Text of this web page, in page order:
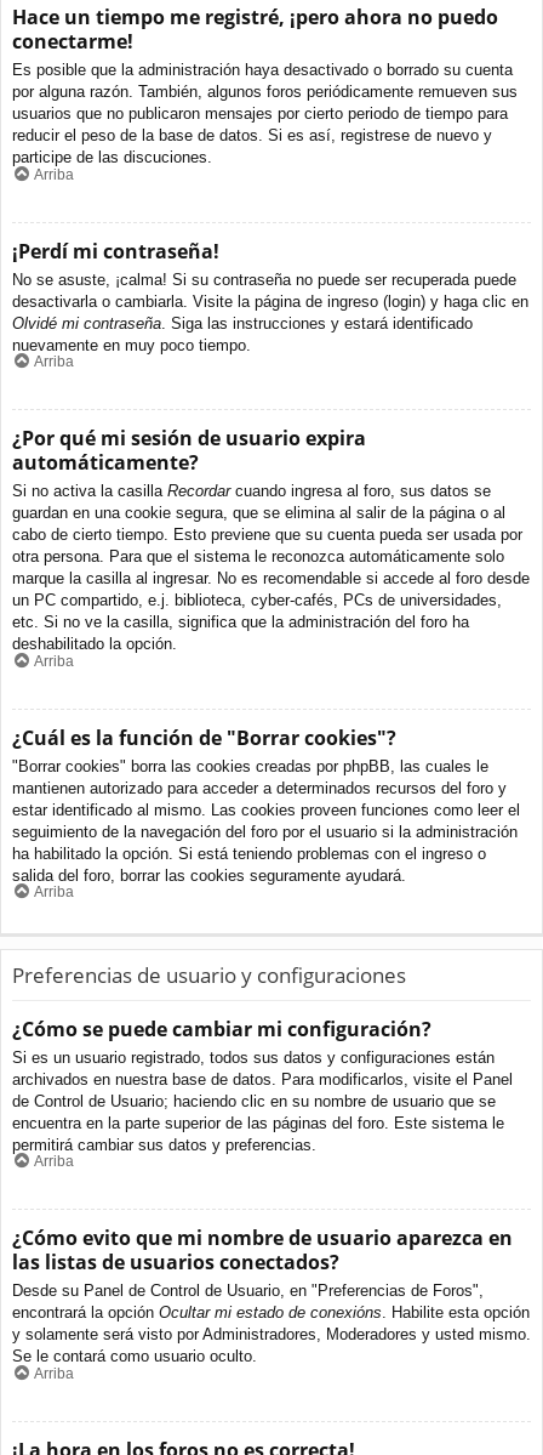
Hace un tiempo me registré, ¡pero ahora no puedo
conectarme!
Es posible que la administración haya desactivado o borrado su cuenta
por alguna razón. También, algunos foros periódicamente remueven sus
usuarios que no publicaron mensajes por cierto periodo de tiempo para
reducir el peso de la base de datos. Si es así, registrese de nuevo y
participe de las discuciones.
Arriba
¡Perdí mi contraseña!
No se asuste, ¡calma! Si su contraseña no puede ser recuperada puede
desactivarla o cambiarla. Visite la página de ingreso (login) y haga clic en
Olvidé mi contraseña . Siga las instrucciones y estará identificado
nuevamente en muy poco tiempo.
Arriba
¿Por qué mi sesión de usuario expira
automáticamente?
Si no activa la casilla Recordarcuando ingresa al foro, sus datos se
guardan en una cookie segura, que se elimina al salir de la página o al
cabo de cierto tiempo. Esto previene que su cuenta pueda ser usada por
otra persona. Para que el sistema le reconozca automáticamente solo
marque la casilla al ingresar. No es recomendable si accede al foro desde
un PC compartido, e.j. biblioteca, cyber-cafés, PCs de universidades,
etc. Si no ve la casilla, significa que la administración del foro ha
deshabilitado la opción.
Arriba
¿Cuál es la función de "Borrar cookies"?
"Borrar cookies" borra las cookies creadas por phpBB, las cuales le
mantienen autorizado para acceder a determinados recursos del foro y
estar identificado al mismo. Las cookies proveen funciones como leer el
seguimiento de la navegación del foro por el usuario si la administración
ha habilitado la opción. Si está teniendo problemas con el ingreso o
salida del foro, borrar las cookies seguramente ayudará.
Arriba
Preferencias de usuario y configuraciones
¿Cómo se puede cambiar mi configuración?
Si es un usuario registrado, todos sus datos y configuraciones están
archivados en nuestra base de datos. Para modificarlos, visite el Panel
de Control de Usuario; haciendo clic en su nombre de usuario que se
encuentra en la parte superior de las páginas del foro. Este sistema le
permitirá cambiar sus datos y preferencias.
Arriba
¿Cómo evito que mi nombre de usuario aparezca en
las listas de usuarios conectados?
Desde su Panel de Control de Usuario, en "Preferencias de Foros",
encontrará la opción Ocultar mi estado de conexións. Habilite esta opción
y solamente será visto por Administradores, Moderadores y usted mismo.
Se le contará como usuario oculto.
Arriba